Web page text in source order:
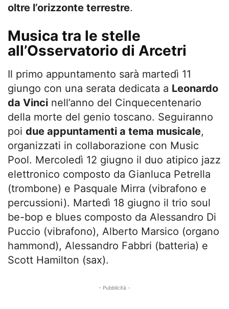
oltre l’orizzonte terrestre.
Musica tra le stelle
all’Osservatorio di Arcetri
Il primo appuntamento sarà martedì 11
giungo con una serata dedicata a Leonardo
da Vinci nell’anno del Cinquecentenario
della morte del genio toscano. Seguiranno
poi due appuntamenti a tema musicale,
organizzati in collaborazione con Music
Pool. Mercoledì 12 giugno il duo atipico jazz
elettronico composto da Gianluca Petrella
(trombone) e Pasquale Mirra (vibrafono e
percussioni). Martedì 18 giugno il trio soul
be-bop e blues composto da Alessandro Di
Puccio (vibrafono), Alberto Marsico (organo
hammond), Alessandro Fabbri (batteria) e
Scott Hamilton (sax).
- Pubblicità -